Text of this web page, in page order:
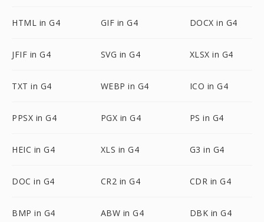
HTML in G4 GIF in G4 DOCX in G4
JFIF in G4 SVG in G4 XLSX in G4
TXT in G4 WEBP in G4 ICO in G4
PPSX in G4 PGX in G4 PS in G4
HEIC in G4 XLS in G4 G3 in G4
DOC in G4 CR2 in G4 CDR in G4
BMP in G4 ABW in G4 DBK in G4